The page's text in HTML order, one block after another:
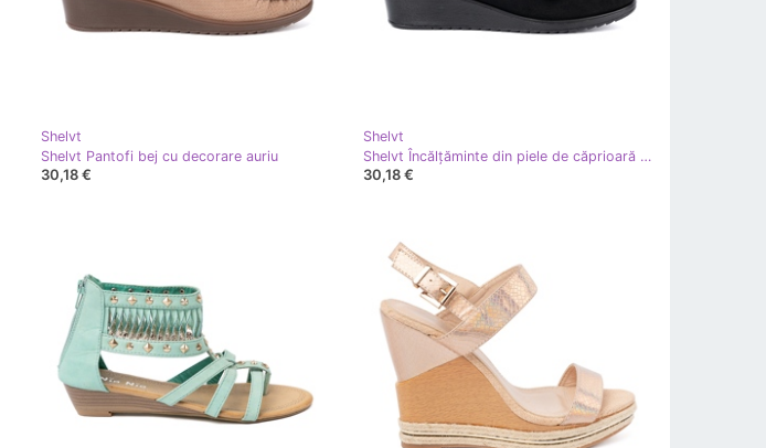
Shelvt
Shelvt Pantofi bej cu decorare auriu
30,18 €
Shelvt
Shelvt Încălțăminte din piele de căprioară neagră cu un urs de pluș decorativ negru
30,18 €